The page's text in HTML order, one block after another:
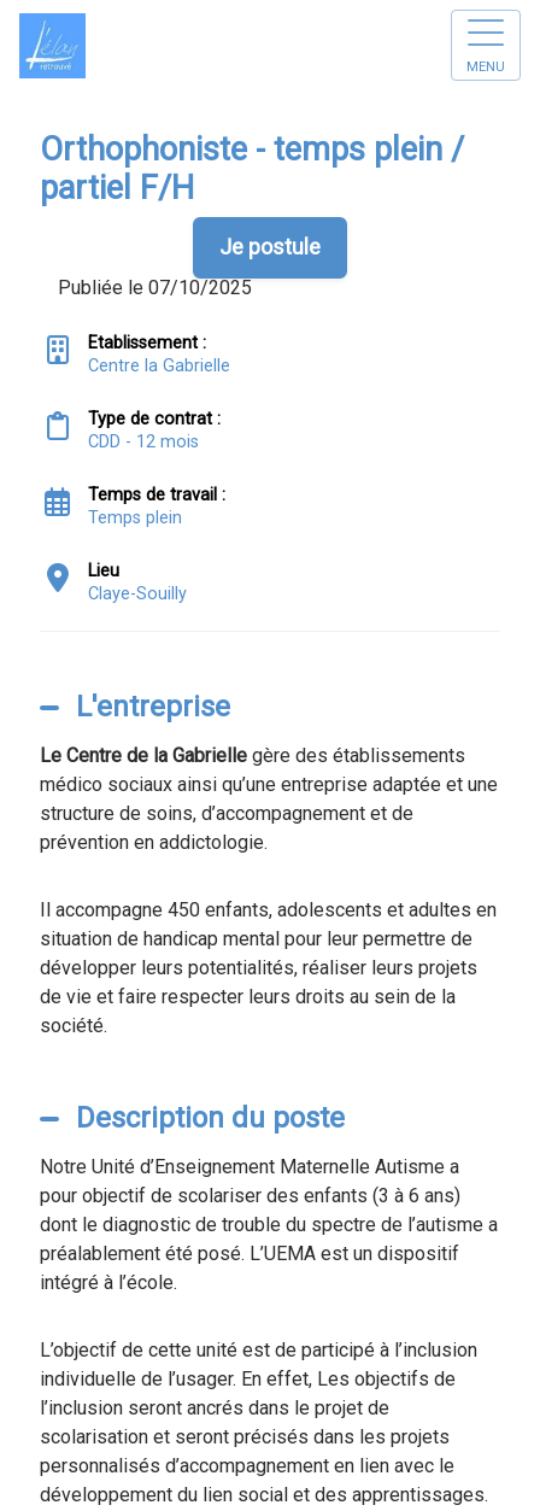
MENU
Orthophoniste - temps plein /
partiel F/H
Je postule
Publiée le 07/10/2025
Etablissement :
Centre la Gabrielle
Type de contrat :
CDD - 12 mois
Temps de travail :
Temps plein
Lieu
Claye-Souilly
L'entreprise
Le Centre de la Gabriellegère des établissements
médico sociaux ainsi qu’une entreprise adaptée et une
structure de soins, d’accompagnement et de
prévention en addictologie.
Il accompagne 450 enfants, adolescents et adultes en
situation de handicap mental pour leur permettre de
développer leurs potentialités, réaliser leurs projets
de vie et faire respecter leurs droits au sein de la
société.
Description du poste
Notre Unité d’Enseignement Maternelle Autisme a
pour objectif de scolariser des enfants (3 à 6 ans)
dont le diagnostic de trouble du spectre de l’autisme a
préalablement été posé. L’UEMA est un dispositif
intégré à l’école.
L’objectif de cette unité est de participé à l’inclusion
individuelle de l’usager. En effet, Les objectifs de
l’inclusion seront ancrés dans le projet de
scolarisation et seront précisés dans les projets
personnalisés d’accompagnement en lien avec le
développement du lien social et des apprentissages.